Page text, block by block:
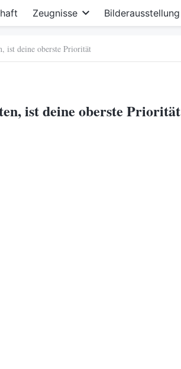
Zeugnisse Bilderausstellung
ist deine oberste Priorität
ist deine oberste Priorität